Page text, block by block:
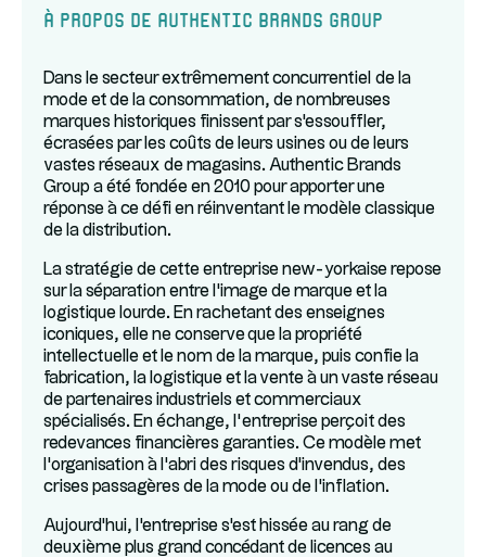
À propos de Authentic Brands Group
Dans le secteur extrêmement concurrentiel de la
mode et de la consommation, de nombreuses
marques historiques finissent par s'essouffler,
écrasées par les coûts de leurs usines ou de leurs
vastes réseaux de magasins. Authentic Brands
Group a été fondée en 2010 pour apporter une
réponse à ce défi en réinventant le modèle classique
de la distribution.
La stratégie de cette entreprise new-yorkaise repose
sur la séparation entre l'image de marque et la
logistique lourde. En rachetant des enseignes
iconiques, elle ne conserve que la propriété
intellectuelle et le nom de la marque, puis confie la
fabrication, la logistique et la vente à un vaste réseau
de partenaires industriels et commerciaux
spécialisés. En échange, l’entreprise perçoit des
redevances financières garanties. Ce modèle met
l'organisation à l'abri des risques d'invendus, des
crises passagères de la mode ou de l'inflation.
Aujourd'hui, l'entreprise s'est hissée au rang de
deuxième plus grand concédant de licences au